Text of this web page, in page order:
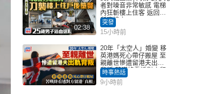
02:38
者對噪音非常敏感 電梯
內狂斬樓上住客 返回住
所墮樓亡
突發
15小時前
20年「太空人」婚變 移
英港媽死心帶仔搬屋 至
親離世慘遭留港夫出軌
背叛 苦嘆終看透對方留
港「真相」｜Juicy叮
時事熱話
9小時前